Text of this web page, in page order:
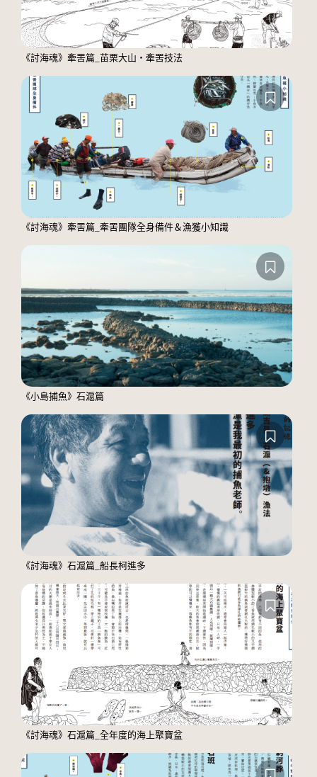
《討海魂》牽罟篇_苗栗大山・牽罟技法
《討海魂》牽罟篇_牽罟團隊全身備件＆漁獲小知識
《小島捕魚》石滬篇
《討海魂》石滬篇_船長柯進多
《討海魂》石滬篇_全年度的海上聚寶盆